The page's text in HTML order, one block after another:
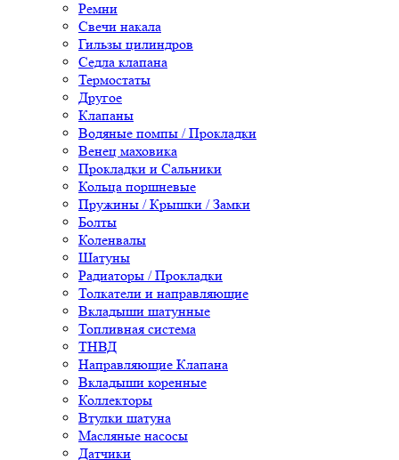
Ремни
Свечи накала
Гильзы цилиндров
Седла клапана
Термостаты
Другое
Клапаны
Водяные помпы / Прокладки
Венец маховика
Прокладки и Сальники
Кольца поршневые
Пружины / Крышки / Замки
Болты
Коленвалы
Шатуны
Радиаторы / Прокладки
Толкатели и направляющие
Вкладыши шатунные
Топливная система
ТНВД
Направляющие Клапана
Вкладыши коренные
Коллекторы
Втулки шатуна
Масляные насосы
Датчики